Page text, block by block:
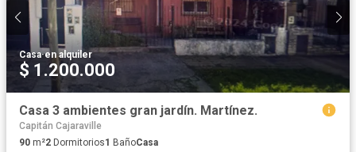
Casa·en alquiler
$ 1.200.000
Casa 3 ambientes gran jardín. Martínez.
Capitán Cajaraville
90 m²2 Dormitorios1 BañoCasa